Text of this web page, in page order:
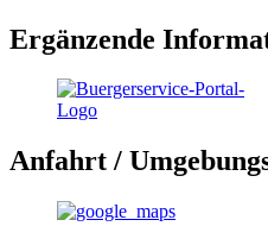
Ergänzende
Anfahrt /